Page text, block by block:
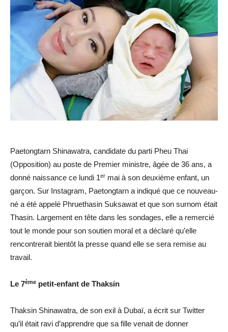
Paetongtarn Shinawatra, candidate du parti Pheu Thai
(Opposition) au poste de Premier ministre, âgée de 36 ans, a
donné naissance ce lundi 1er mai à son deuxième enfant, un
garçon. Sur Instagram, Paetongtarn a indiqué que ce nouveau-
né a été appelé Phruethasin Suksawat et que son surnom était
Thasin. Largement en tête dans les sondages, elle a remercié
tout le monde pour son soutien moral et a déclaré qu’elle
rencontrerait bientôt la presse quand elle se sera remise au
travail.
Le 7ème petit-enfant de Thaksin
Thaksin Shinawatra, de son exil à Dubaï, a écrit sur Twitter
qu’il était ravi d’apprendre que sa fille venait de donner